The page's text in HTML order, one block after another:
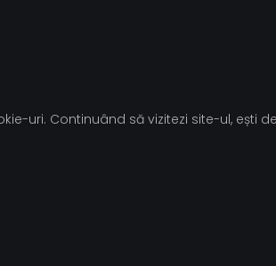
uri. Continuând să vizitezi site-ul, ești